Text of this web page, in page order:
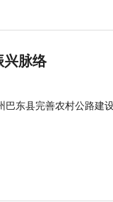
兴脉络
巴东县完善农村公路建